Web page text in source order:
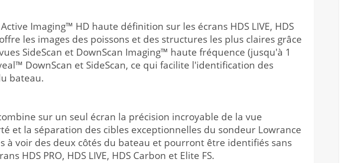
Imaging™ HD haute définition sur les écrans HDS LIVE, HDS
les images des poissons et des structures les plus claires grâce
SideScan et DownScan Imaging™ haute fréquence (jusqu'à 1
DownScan et SideScan, ce qui facilite l'identification des
bateau.
sur un seul écran la précision incroyable de la vue
et la séparation des cibles exceptionnelles du sondeur Lowrance
à voir des deux côtés du bateau et pourront être identifiés sans
HDS PRO, HDS LIVE, HDS Carbon et Elite FS.